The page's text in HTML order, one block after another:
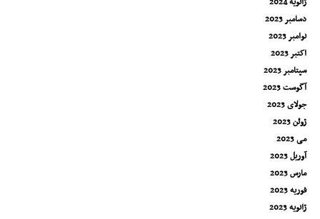
دسامبر 2023
نوامبر 2023
اکتبر 2023
سپتامبر 2023
آگوست 2023
جولای 2023
ژوئن 2023
می 2023
آوریل 2023
مارس 2023
فوریه 2023
ژانویه 2023